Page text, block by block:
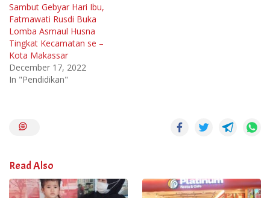
Sambut Gebyar Hari Ibu,
Fatmawati Rusdi Buka
Lomba Asmaul Husna
Tingkat Kecamatan se –
Kota Makassar
December 17, 2022
In "Pendidikan"
Read Also